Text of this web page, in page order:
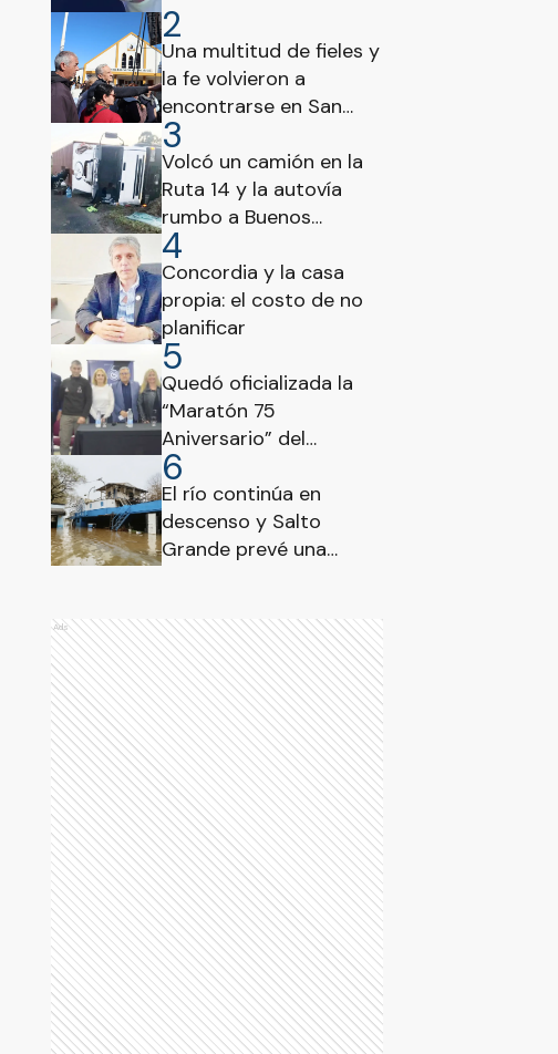
2
Una multitud de fieles y
la fe volvieron a
encontrarse en San
Cayetano
3
Volcó un camión en la
Ruta 14 y la autovía
rumbo a Buenos
Aires estuvo
interrumpida
4
Concordia y la casa
propia: el costo de no
planificar
5
Quedó oficializada la
“Maratón 75
Aniversario” del
Consejo Profesional de
Ciencias Económicas
de Entre Ríos
6
El río continúa en
descenso y Salto
Grande prevé una
Ads